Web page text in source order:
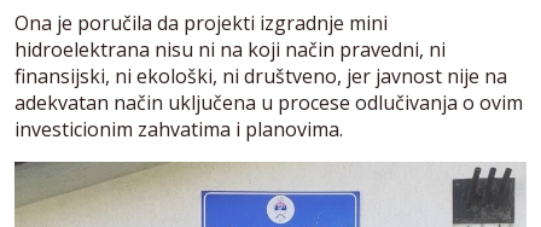
Ona je poručila da projekti izgradnje mini
hidroelektrana nisu ni na koji način pravedni, ni
finansijski, ni ekološki, ni društveno, jer javnost nije na
adekvatan način uključena u procese odlučivanja o ovim
investicionim zahvatima i planovima.